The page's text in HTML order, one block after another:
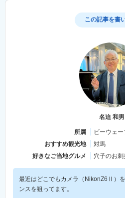
この記事を書
名迫 和男
所属
ビーウェ
おすすめ観光地
対馬
好きなご当地グルメ
穴子のお刺
最近はどこでもカメラ（NikonZ6Ⅱ）
ンスを狙ってます。